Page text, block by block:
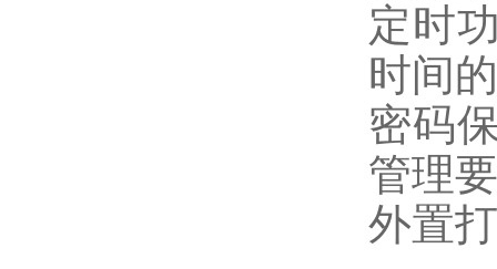
定时
时间
密码
管理
外置